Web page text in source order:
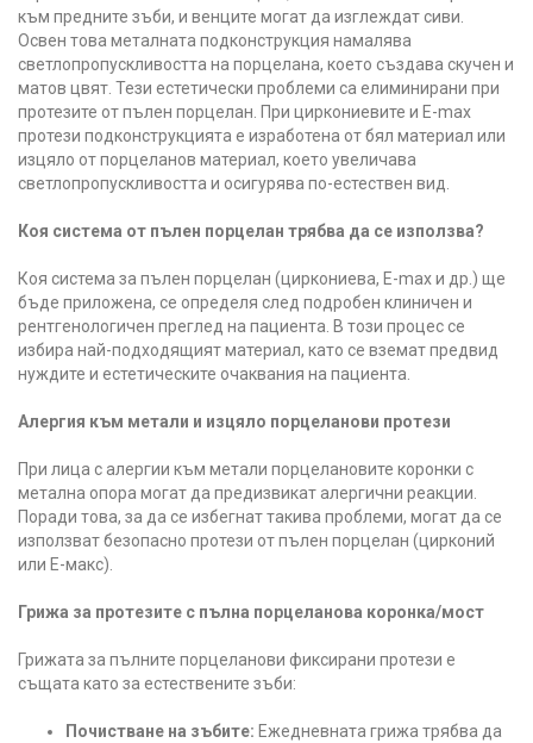
към предните зъби, и венците могат да изглеждат сиви.
Освен това металната подконструкция намалява
светлопропускливостта на порцелана, което създава скучен и
матов цвят. Тези естетически проблеми са елиминирани при
протезите от пълен порцелан. При циркониевите и E-max
протези подконструкцията е изработена от бял материал или
изцяло от порцеланов материал, което увеличава
светлопропускливостта и осигурява по-естествен вид.
Коя система от пълен порцелан трябва да се използва?
Коя система за пълен порцелан (циркониева, E-max и др.) ще
бъде приложена, се определя след подробен клиничен и
рентгенологичен преглед на пациента. В този процес се
избира най-подходящият материал, като се вземат предвид
нуждите и естетическите очаквания на пациента.
Алергия към метали и изцяло порцеланови протези
При лица с алергии към метали порцелановите коронки с
метална опора могат да предизвикат алергични реакции.
Поради това, за да се избегнат такива проблеми, могат да се
използват безопасно протези от пълен порцелан (цирконий
или Е-макс).
Грижа за протезите с пълна порцеланова коронка/мост
Грижата за пълните порцеланови фиксирани протези е
същата като за естествените зъби:
Почистване на зъбите: Ежедневната грижа трябва да